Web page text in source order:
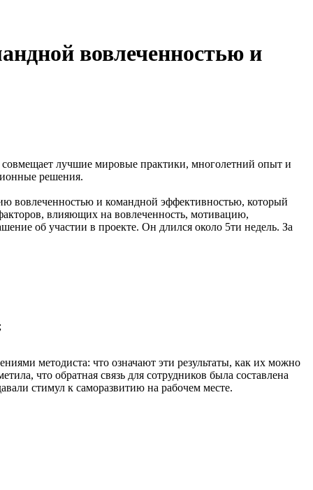
вовлеченностью и
лучшие мировые практики, многолетний опыт и
решения.
вовлеченностью и командной эффективностью, который
влияющих на вовлеченность, мотивацию,
об участии в проекте. Он длился около 5ти недель. За
методиста: что означают эти результаты, как их можно
что обратная связь для сотрудников была составлена
стимул к саморазвитию на рабочем месте.